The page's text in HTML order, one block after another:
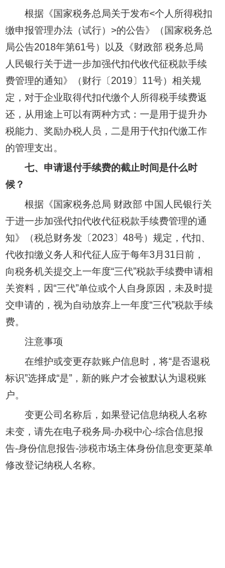
根据《国家税务总局关于发布<个人所得税扣
缴申报管理办法（试行）>的公告》（国家税务总
局公告2018年第61号）以及《财政部 税务总局
人民银行关于进一步加强代扣代收代征税款手续
费管理的通知》（财行〔2019〕11号）相关规
定，对于企业取得代扣代缴个人所得税手续费返
还，从用途上可以有两种方式：一是用于提升办
税能力、奖励办税人员，二是用于代扣代缴工作
的管理支出。
七、申请退付手续费的截止时间是什么时
候？
根据《国家税务总局 财政部 中国人民银行关
于进一步加强代扣代收代征税款手续费管理的通
知》（税总财务发〔2023〕48号）规定，代扣、
代收扣缴义务人和代征人应于每年3月31日前，
向税务机关提交上一年度“三代”税款手续费申请相
关资料，因“三代”单位或个人自身原因，未及时提
交申请的，视为自动放弃上一年度“三代”税款手续
费。
注意事项
在维护或变更存款账户信息时，将“是否退税
标识”选择成“是”，新的账户才会被默认为退税账
户。
变更公司名称后，如果登记信息纳税人名称
未变，请先在电子税务局-办税中心-综合信息报
告-身份信息报告-涉税市场主体身份信息变更菜单
修改登记纳税人名称。